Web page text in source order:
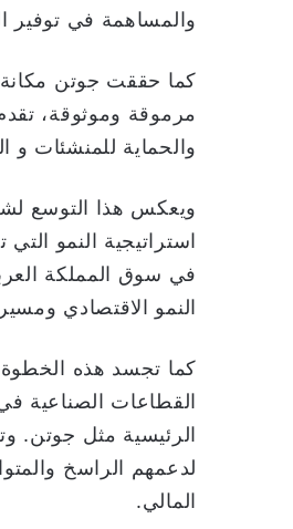
والمساهمة في توفير
كما حققت جوتن مكانة
مرموقة وموثوقة،
والحماية للمنشئات و
ويعكس هذا التوسع
استراتيجية النمو
في سوق المملكة
النمو الاقتصادي
كما تجسد هذه الخطوة
القطاعات الصناعية
الرئيسية مثل جوتن.
لدعمهم الراسخ
المالي.